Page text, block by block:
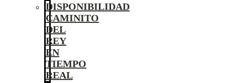
DISPONIBILIDAD
CAMINITO
DEL
REY
EN
TIEMPO
REAL